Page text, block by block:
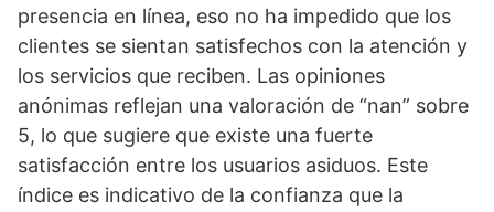
presencia en línea, eso no ha impedido que los
clientes se sientan satisfechos con la atención y
los servicios que reciben. Las opiniones
anónimas reflejan una valoración de “nan” sobre
5, lo que sugiere que existe una fuerte
satisfacción entre los usuarios asiduos. Este
índice es indicativo de la confianza que la